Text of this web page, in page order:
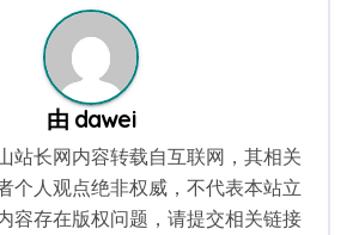
由 dawei
站长网内容转载自互联网，其相关
个人观点绝非权威，不代表本站立
容存在版权问题，请提交相关链接